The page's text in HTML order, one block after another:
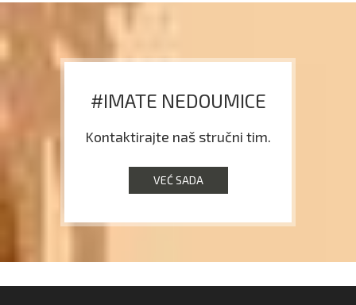
#IMATE NEDOUMICE
Kontaktirajte naš stručni tim.
VEĆ SADA